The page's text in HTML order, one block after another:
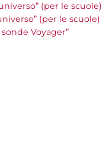
(per le scuole)
(per le scuole)
Voyager”